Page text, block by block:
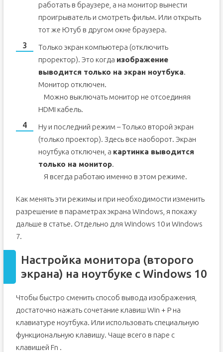
работать в браузере, а на монитор вынести
проигрыватель и смотреть фильм. Или открыть
тот же Ютуб в другом окне браузера.
Только экран компьютера (отключить
проректор). Это когда изображение
выводится только на экран ноутбука.
Монитор отключен.
Можно выключать монитор не отсоединяя
HDMI кабель.
Ну и последний режим – Только второй экран
(только проектор). Здесь все наоборот. Экран
ноутбука отключен, а картинка выводится
только на монитор.
Я всегда работаю именно в этом режиме.
Как менять эти режимы и при необходимости изменить
разрешение в параметрах экрана Windows, я покажу
дальше в статье. Отдельно для Windows 10 и Windows
7.
Настройка монитора (второго
экрана) на ноутбуке с Windows 10
Чтобы быстро сменить способ вывода изображения,
достаточно нажать сочетание клавиш Win + P на
клавиатуре ноутбука. Или использовать специальную
функциональную клавишу. Чаще всего в паре с
клавишей Fn .